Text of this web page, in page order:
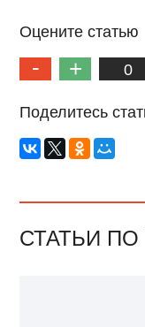
Оцените статью
0
Поделитесь
СТАТЬИ